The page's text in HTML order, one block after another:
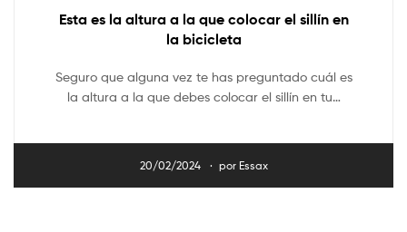
Esta es la altura a la que colocar el sillín en
la bicicleta
Seguro que alguna vez te has preguntado cuál es
la altura a la que debes colocar el sillín en tu…
20/02/2024 por Essax